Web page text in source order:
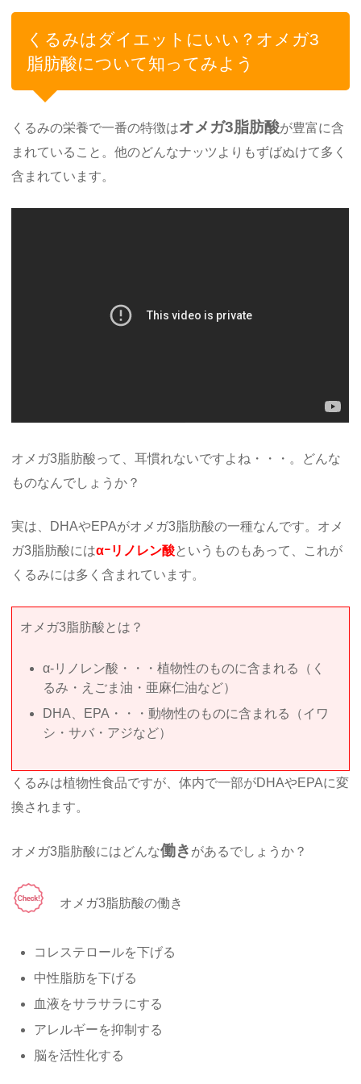
くるみはダイエットにいい？オメガ3
脂肪酸について知ってみよう
くるみの栄養で一番の特徴はオメガ3脂肪酸が豊富に含
まれていること。他のどんなナッツよりもずばぬけて多く
含まれています。
オメガ3脂肪酸って、耳慣れないですよね・・・。どんな
ものなんでしょうか？
実は、DHAやEPAがオメガ3脂肪酸の一種なんです。オメ
ガ3脂肪酸にはαｰリノレン酸というものもあって、これが
くるみには多く含まれています。
オメガ3脂肪酸とは？
α-リノレン酸・・・植物性のものに含まれる（く
るみ・えごま油・亜麻仁油など）
DHA、EPA・・・動物性のものに含まれる（イワ
シ・サバ・アジなど）
くるみは植物性食品ですが、体内で一部がDHAやEPAに変
換されます。
オメガ3脂肪酸にはどんな働き があるでしょうか？
オメガ3脂肪酸の働き
コレステロールを下げる
中性脂肪を下げる
血液をサラサラにする
アレルギーを抑制する
脳を活性化する